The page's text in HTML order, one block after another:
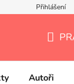
Přihlášení
KOŠÍK
Autoři